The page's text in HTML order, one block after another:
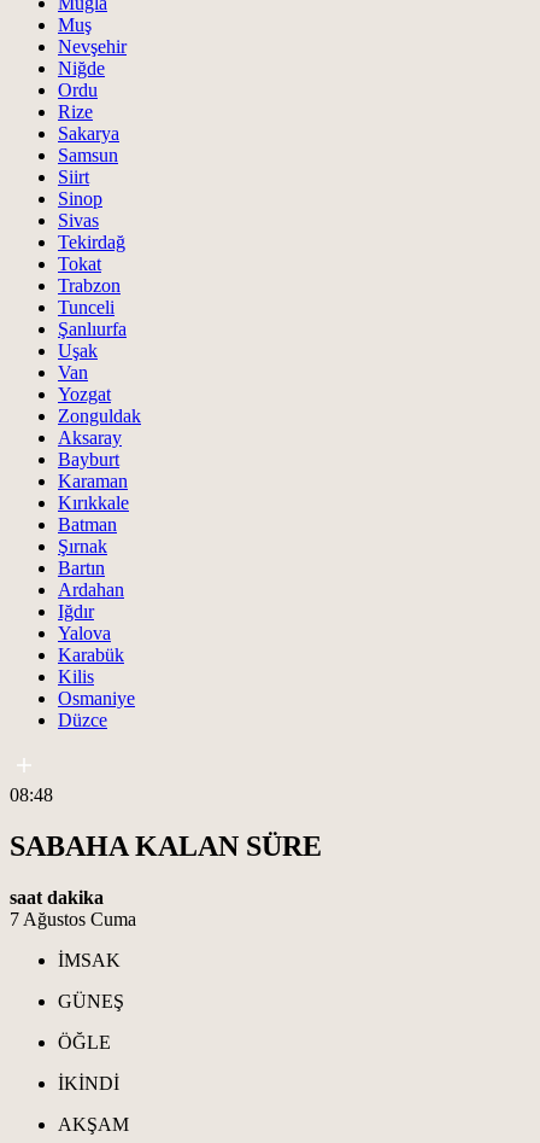
Muş
Nevşehir
Niğde
Ordu
Rize
Sakarya
Samsun
Siirt
Sinop
Sivas
Tekirdağ
Tokat
Trabzon
Tunceli
Şanlıurfa
Uşak
Van
Yozgat
Zonguldak
Aksaray
Bayburt
Karaman
Kırıkkale
Batman
Şırnak
Bartın
Ardahan
Iğdır
Yalova
Karabük
Kilis
Osmaniye
Düzce
08:48
SABAHA KALAN SÜRE
saat dakika
7 Ağustos Cuma
İMSAK
GÜNEŞ
ÖĞLE
İKİNDİ
AKŞAM